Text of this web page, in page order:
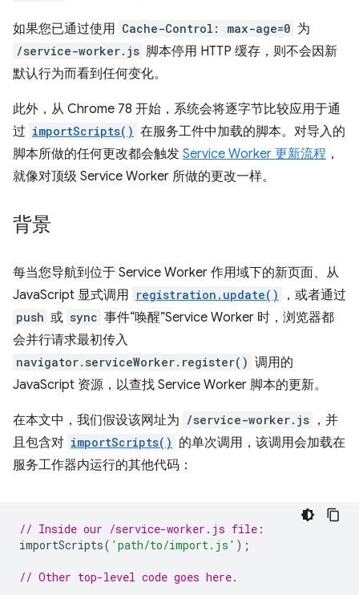
如果您已通过使用 Cache-Control: max-age=0 为
/service-worker.js 脚本停用 HTTP 缓存，则不会因新
默认行为而看到任何变化。
此外，从 Chrome 78 开始，系统会将逐字节比较应用于通
过 importScripts() 在服务工件中加载的脚本。对导入的
脚本所做的任何更改都会触发 Service Worker 更新流程 ，
就像对顶级 Service Worker 所做的更改一样。
背景
每当您导航到位于 Service Worker 作用域下的新页面、从
JavaScript 显式调用 registration.update() ，或者通过
push 或 sync 事件“唤醒”Service Worker 时，浏览器都
会并行请求最初传入
navigator.serviceWorker.register() 调用的
JavaScript 资源，以查找 Service Worker 脚本的更新。
在本文中，我们假设该网址为 /service-worker.js ，并
且包含对 importScripts() 的单次调用，该调用会加载在
服务工作器内运行的其他代码：
// Inside our /service-worker.js file:
importScripts( 'path/to/import.js' );
// Other top-level code goes here.